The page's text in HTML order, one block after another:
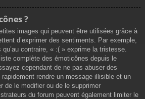
?
images qui peuvent être utilisées grâce à
d’exprimer des sentiments. Par exemple,
contraire, « :( » exprime la tristesse.
complète des émoticônes depuis le
cependant de ne pas abuser des
rendre un message illisible et un
de le modifier ou de le supprimer
du forum peuvent également limiter le